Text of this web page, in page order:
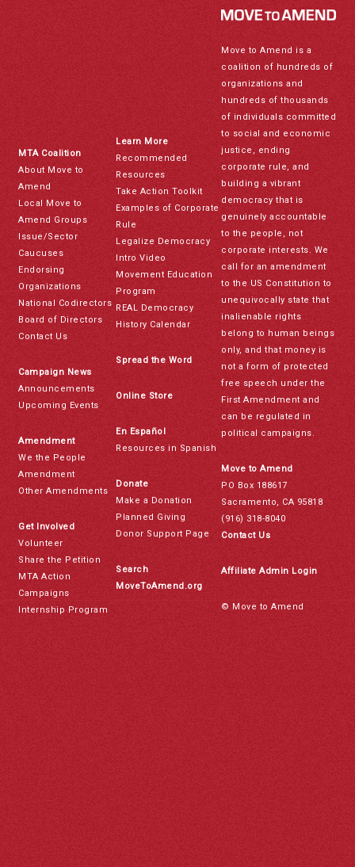
MTA Coalition
About Move to
Amend
Local Move to
Amend Groups
Issue/Sector
Caucuses
Endorsing
Organizations
National Codirectors
Board of Directors
Contact Us
Campaign News
Announcements
Upcoming Events
Amendment
We the People
Amendment
Other Amendments
Get Involved
Volunteer
Share the Petition
MTA Action
Campaigns
Internship Program
Learn More
Recommended
Resources
Take Action Toolkit
Examples of Corporate
Rule
Legalize Democracy
Intro Video
Movement Education
Program
REAL Democracy
History Calendar
Spread the Word
Online Store
En Español
Resources in Spanish
Donate
Make a Donation
Planned Giving
Donor Support Page
Search
MoveToAmend.org
Move to Amend is a
coalition of hundreds of
organizations and
hundreds of thousands
of individuals committed
to social and economic
justice, ending
corporate rule, and
building a vibrant
democracy that is
genuinely accountable
to the people, not
corporate interests. We
call for an amendment
to the US Constitution to
unequivocally state that
inalienable rights
belong to human beings
only, and that money is
not a form of protected
free speech under the
First Amendment and
can be regulated in
political campaigns.
Move to Amend
PO Box 188617
Sacramento, CA 95818
(916) 318-8040
Contact Us
Affiliate Admin Login
© Move to Amend